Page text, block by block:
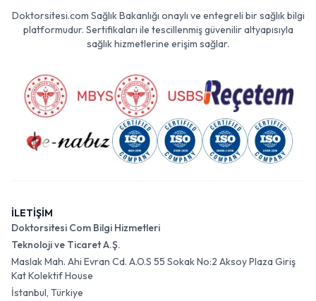
Doktorsitesi.com Sağlık Bakanlığı onaylı ve entegreli bir sağlık bilgi
platformudur. Sertifikaları ile tescillenmiş güvenilir altyapısıyla
sağlık hizmetlerine erişim sağlar.
İLETİŞİM
Doktorsitesi Com Bilgi Hizmetleri
Teknoloji ve Ticaret A.Ş.
Maslak Mah. Ahi Evran Cd. A.O.S 55 Sokak No:2 Aksoy Plaza Giriş
Kat Kolektif House
İstanbul, Türkiye